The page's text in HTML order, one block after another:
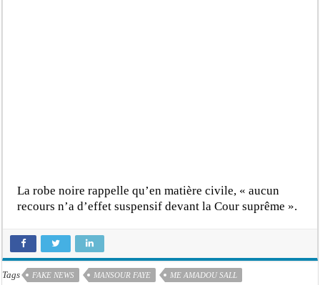
La robe noire rappelle qu’en matière civile, « aucun
recours n’a d’effet suspensif devant la Cour suprême ».
Tags FAKE NEWS MANSOUR FAYE ME AMADOU SALL